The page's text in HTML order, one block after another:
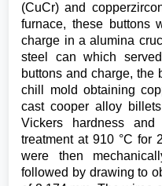
(CuCr) and
furnace, these buttons
charge in a alumina
steel can which
buttons and charge, the
chill mold obtaining
cast cooper alloy
Vickers hardness
treatment at 910 °C for
were then
followed by drawing to